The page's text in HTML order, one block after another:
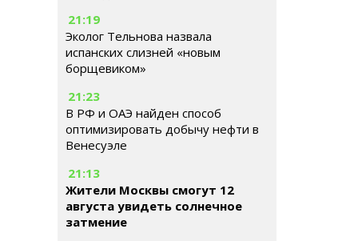
21:19
Эколог Тельнова назвала
испанских слизней «новым
борщевиком»
21:23
В РФ и ОАЭ найден способ
оптимизировать добычу нефти в
Венесуэле
21:13
Жители Москвы смогут 12
августа увидеть солнечное
затмение